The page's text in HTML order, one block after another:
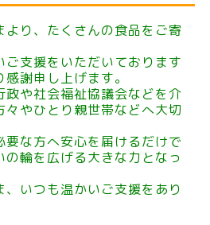
より、たくさんの食品をご寄
ご支援をいただいております
謝申し上げます。
政や社会福祉協議会などを介
々やひとり親世帯などへ大切
な方へ安心を届けるだけで
輪を広げる大きな力となっ
いつも温かいご支援をあり